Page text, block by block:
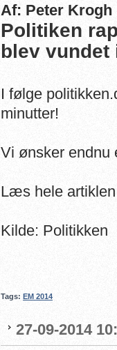
Af: Peter Krogh
Politiken
blev vundet
I følge
minutter!
Vi ønsker endnu
Læs hele
Kilde: Politikken
Tags: EM 2014
27-09-2014